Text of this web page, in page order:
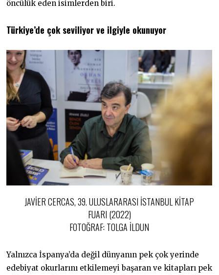
öncülük eden isimlerden biri.
Türkiye’de çok seviliyor ve ilgiyle okunuyor
JAVIER CERCAS, 39. ULUSLARARASI İSTANBUL KITAP
FUARI (2022)
FOTOĞRAF: TOLGA İLDUN
Yalnızca İspanya’da değil dünyanın pek çok yerinde
edebiyat okurlarını etkilemeyi başaran ve kitapları pek